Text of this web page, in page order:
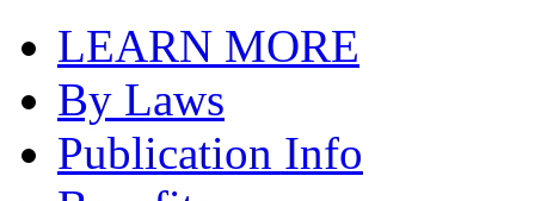
LEARN MORE
By Laws
Publication Info